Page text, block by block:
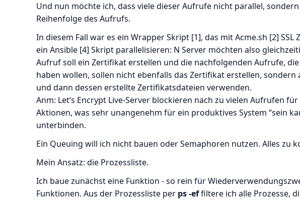
Und nun möchte ich, dass viele dieser Aufrufe nicht parallel,
Reihenfolge des Aufrufs.
In diesem Fall war es ein Wrapper Skript [1], das mit Acme.sh [2]
ein Ansible [4] Skript parallelisieren: N Server möchten also
Aufruf soll ein Zertifikat erstellen und die nachfolgenden Aufrufe,
haben wollen, sollen nicht ebenfalls das Zertifikat erstellen,
und dann dessen erstellte Zertifikatsdateien verwenden.
Anm: Let’s Encrypt Live-Server blockieren nach zu vielen Aufrufen
Aktionen, was sehr unangenehm für ein produktives System “sein
unterbinden.
Ein Queuing will ich nicht bauen oder Semaphoren nutzen. Alles zu
Mein Ansatz: die Prozessliste.
Ich baue zunächst eine Funktion - so rein für
Funktionen. Aus der Prozessliste per ps -effiltere ich alle Prozesse,